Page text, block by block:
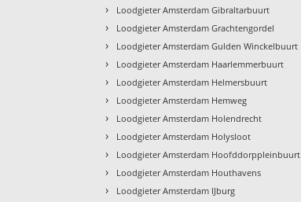
› Loodgieter Amsterdam Gibraltarbuurt
› Loodgieter Amsterdam Grachtengordel
› Loodgieter Amsterdam Gulden Winckelbuurt
› Loodgieter Amsterdam Haarlemmerbuurt
› Loodgieter Amsterdam Helmersbuurt
› Loodgieter Amsterdam Hemweg
› Loodgieter Amsterdam Holendrecht
› Loodgieter Amsterdam Holysloot
› Loodgieter Amsterdam Hoofddorppleinbuurt
› Loodgieter Amsterdam Houthavens
› Loodgieter Amsterdam IJburg